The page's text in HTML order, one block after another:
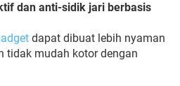
dan anti-sidik jari berbasis
dapat dibuat lebih nyaman
tidak mudah kotordengan